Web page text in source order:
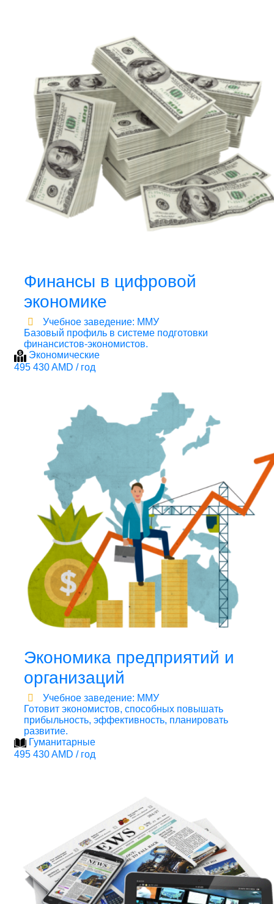
Финансы в цифровой
экономике
Учебное заведение: ММУ
Базовый профиль в системе подготовки
финансистов-экономистов.
Экономические
495 430 AMD / год
Экономика предприятий и
организаций
Учебное заведение: ММУ
Готовит экономистов, способных повышать
прибыльность, эффективность, планировать
развитие.
Гуманитарные
495 430 AMD / год